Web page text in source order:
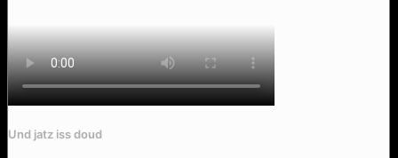
Und jatz iss doud